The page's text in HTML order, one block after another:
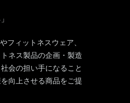
フィットネスウェア、
ネス製品の企画・製造
会の担い手になること
向上させる商品をご提